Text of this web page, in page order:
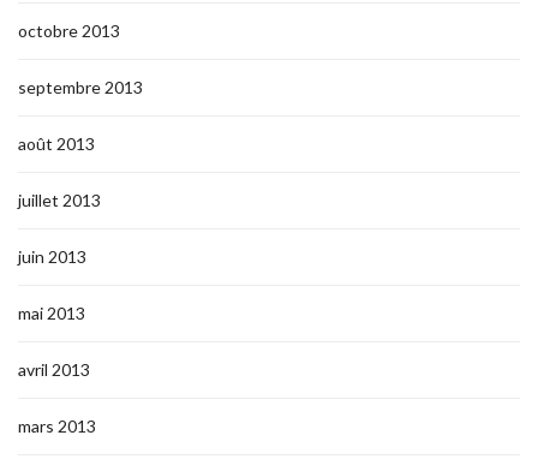
octobre 2013
septembre 2013
août 2013
juillet 2013
juin 2013
mai 2013
avril 2013
mars 2013